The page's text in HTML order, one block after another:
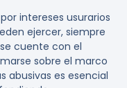
intereses usurarios
ejercer, siempre
cuente con el
sobre el marco
abusivas es esencial